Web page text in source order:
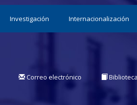
Investigación Internacionalización
Correo electrónico Biblioteca